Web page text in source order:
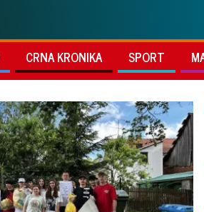
CRNA KRONIKA SPORT